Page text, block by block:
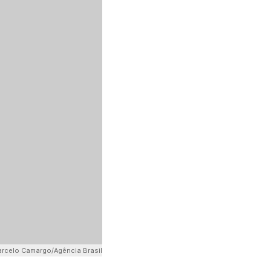
Camargo/Agência Brasil